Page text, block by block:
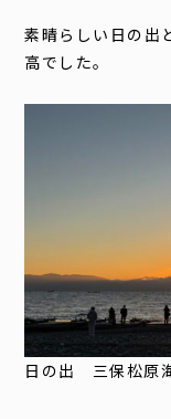
素晴らしい日の出
高でした。
日の出 三保松原